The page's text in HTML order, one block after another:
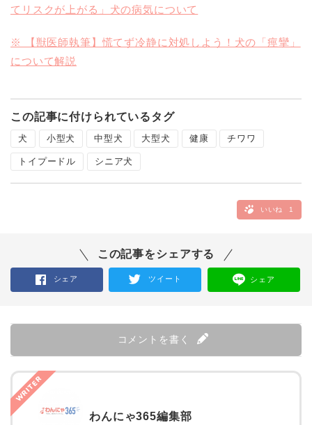
てリスクが上がる」犬の病気について
※ 【獣医師執筆】慌てず冷静に対処しよう！犬の「痙攣」
について解説
この記事に付けられているタグ
犬 小型犬 中型犬 大型犬 健康 チワワ
トイプードル シニア犬
いいね 1
この記事をシェアする
シェア ツイート シェア
コメントを書く
WRITER
わんにゃ365編集部